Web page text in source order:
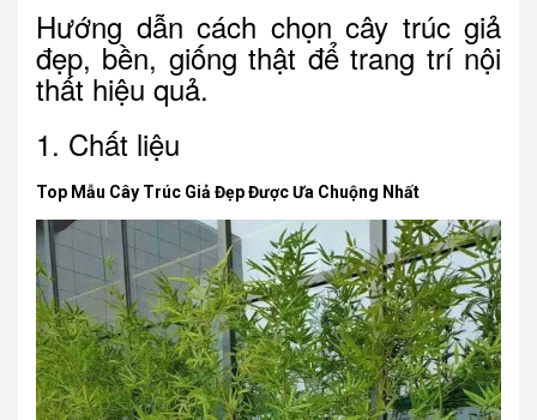
Hướng dẫn cách chọn cây trúc giả
đẹp, bền, giống thật để trang trí nội
thất hiệu quả.
1. Chất liệu
Top Mẫu Cây Trúc Giả Đẹp Được Ưa Chuộng Nhất